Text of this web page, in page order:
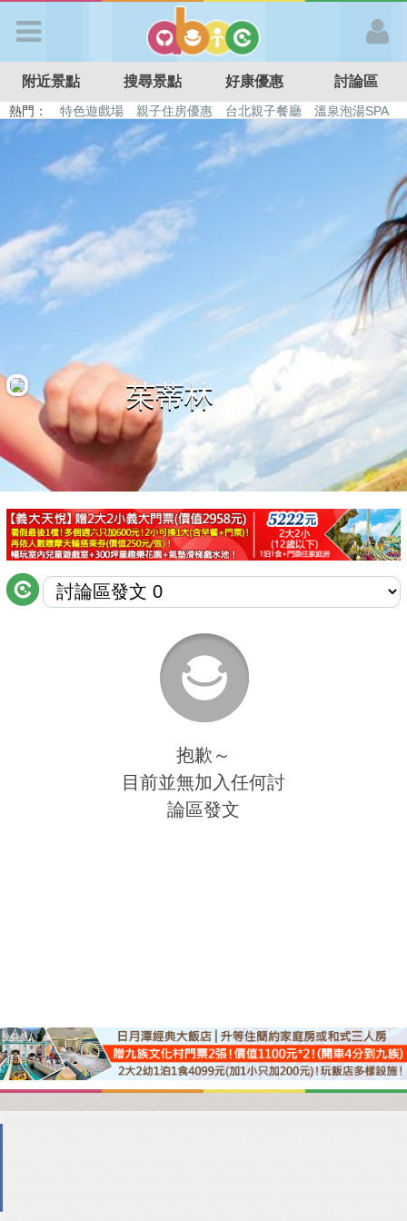
APP登入
首 頁
搜尋景點
好康優惠
最新留言
商家合作
推薦景點
討論區
聯絡我們
附近景點 搜尋景點 好康優惠 討論區
熱門： 特色遊戲場 親子住房優惠 台北親子餐廳
溫泉泡湯SPA
溜滑梯民宿
觀光工廠 日本親子景點
茱蒂林
抱歉～
目前並無加入任何討
論區發文